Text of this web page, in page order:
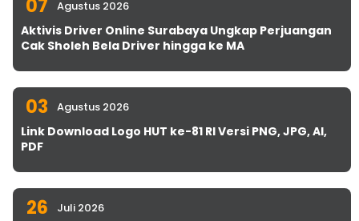
07 Agustus 2026
Aktivis Driver Online Surabaya Ungkap Perjuangan
Cak Sholeh Bela Driver hingga ke MA
03 Agustus 2026
Link Download Logo HUT ke-81 RI Versi PNG, JPG, AI,
PDF
26 Juli 2026